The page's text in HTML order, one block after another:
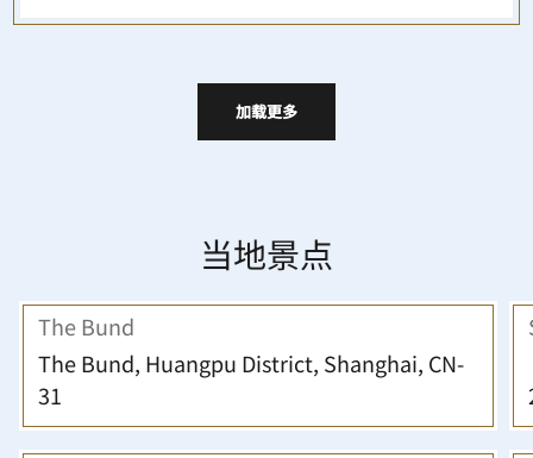
加载更多
当地景点
The Bund
The Bund, Huangpu District, Shanghai, CN-
31